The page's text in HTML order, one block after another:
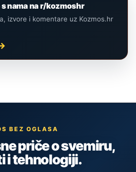
nama na r/kozmoshr
izvore i komentare uz Kozmos.hr
BEZ OGLASA
priče o svemiru,
i tehnologiji.